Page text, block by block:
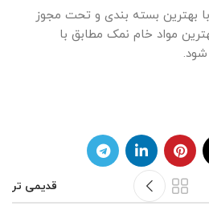
بهترین بسته بندی و تحت مجوز
مواد خام نمک مطابق با
قدیمی تر